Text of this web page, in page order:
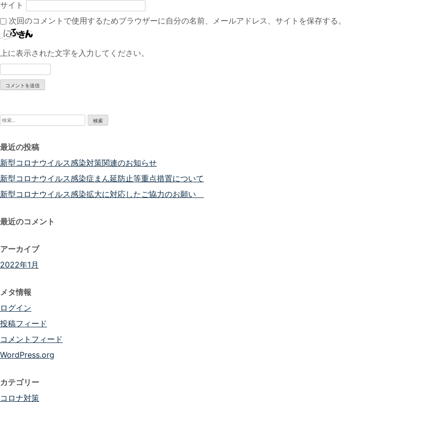
サイト
次回のコメントで使用するためブラウザーに自分の名前、メールアドレス、サイトを保存する。
上に表示された文字を入力してください。
検
最近の投稿
新型コロナウイルス感染対策関連のお知らせ
新型コロナウイルス感染症まん延防止等重点措置について
新型コロナウイルス感染拡大に対応したご協力のお願い
最近のコメント
アーカイブ
2022年1月
メタ情報
ログイン
投稿フィード
コメントフィード
WordPress.org
カテゴリー
コロナ対策